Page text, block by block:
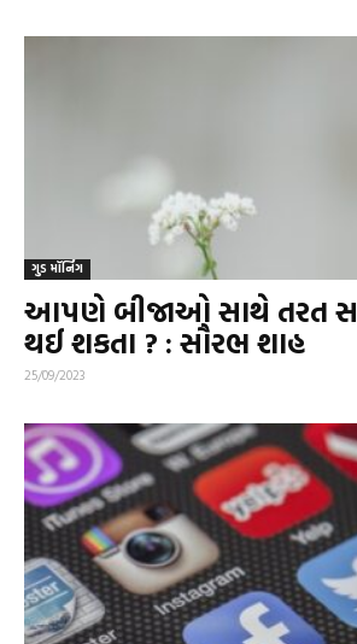
ગુડ મૉર્નિંગ
આપણે બીજાઓ સાથે તરત
થઈ શકતા ? : સૌરભ શાહ
25/09/2023